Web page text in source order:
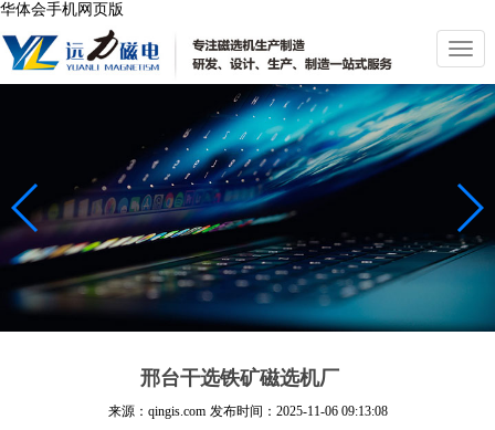
华体会手机网页版
切
换
导
航
邢台干选铁矿磁选机厂
来源：qingis.com 发布时间： 2025-11-06 09:13:08